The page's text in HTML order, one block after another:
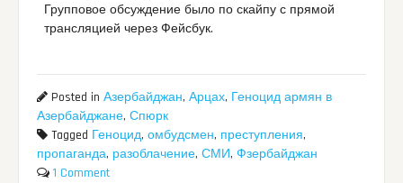
Групповое обсуждение было по скайпу с прямой
трансляцией через Фейсбук.
Posted inАзербайджан,Арцах, Геноцид армян в
Азербайджане,Спюрк
Tagged Геноцид,омбудсмен, преступления,
пропаганда, разоблачение,СМИ,Фзербайджан
1 Comment